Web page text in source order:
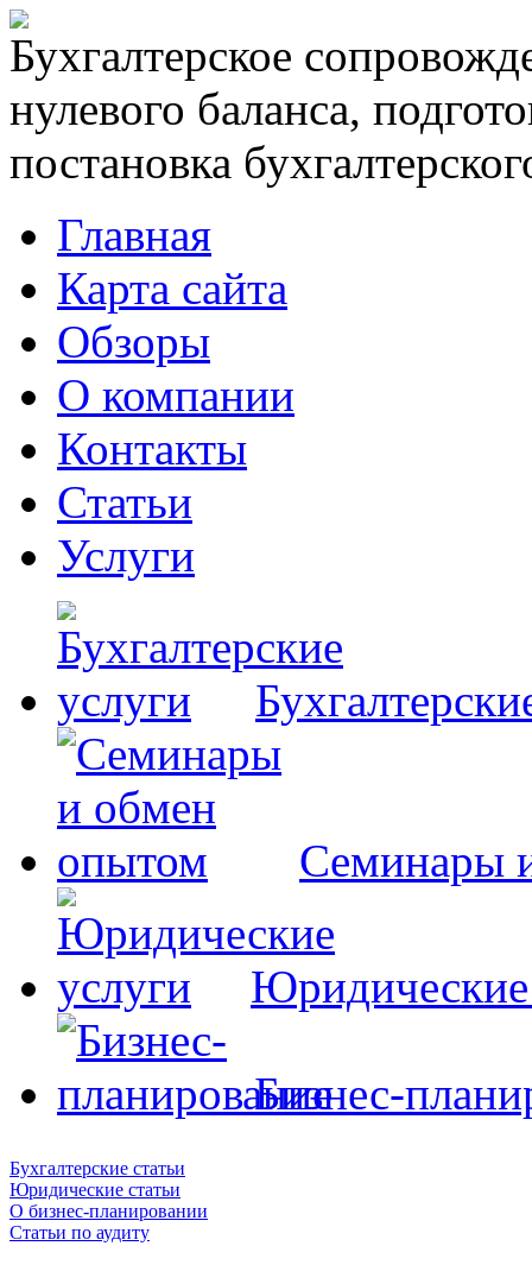
Бухгалтерское
нулевого баланса,
постановка
Главная
Карта сайта
Обзоры
О компании
Контакты
Статьи
Услуги
Семинары
Юридические
Бизнес-
Бухгалтерские статьи
Юридические статьи
О бизнес-планировании
Статьи по аудиту